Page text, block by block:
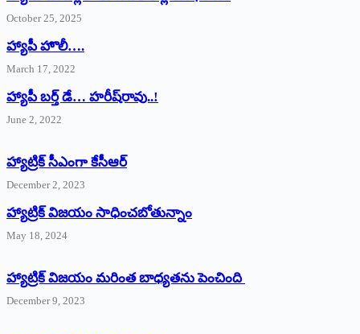
October 25, 2025
హ్యాపీ హొలీ….
March 17, 2022
హ్యాపీ బర్త్ ‌డే… హరీష్‌రావు..!
June 2, 2022
హ్యాట్రిక్‌ ‌సీఎంగా కేసీఆర్‌
December 2, 2023
హ్యాట్రిక్‌ విజయం సాధించబోతున్నాం
May 18, 2024
హ్యాట్రిక్ విజయం మరింత బాధ్యతను పెంచింది
December 9, 2023